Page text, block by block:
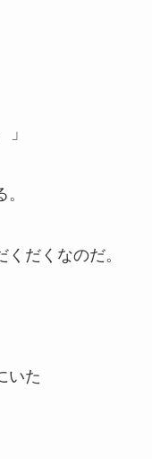
だくなのだ。
いた